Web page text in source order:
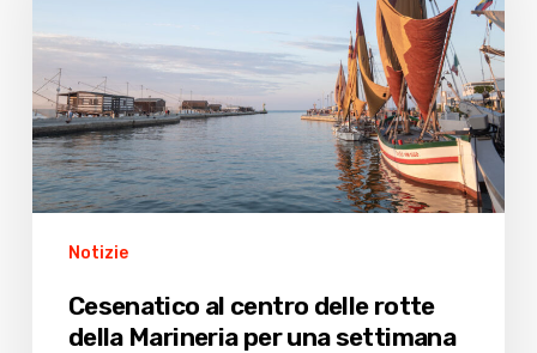
rotte
della
Marineria
per
una
settimana
Notizie
Cesenatico al centro delle rotte
della Marineria per una settimana